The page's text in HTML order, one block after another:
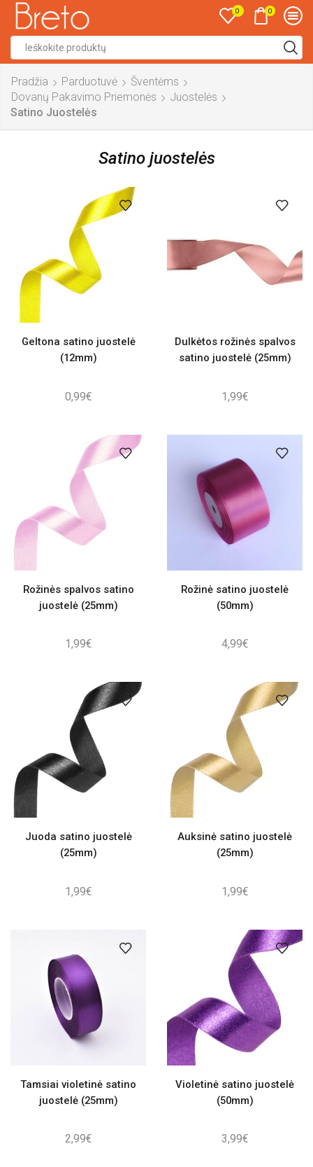
0 0
Pradžia Parduotuvė
Šventėms
Dovanų Pakavimo Priemonės
Juostelės
Satino Juostelės
Satino juostelės
Geltona satino juostelė
(12mm)
0,99€
Dulkėtos rožinės spalvos
satino juostelė (25mm)
1,99€
Rožinės spalvos satino
juostelė (25mm)
1,99€
Rožinė satino juostelė
(50mm)
4,99€
Juoda satino juostelė
(25mm)
1,99€
Auksinė satino juostelė
(25mm)
1,99€
Tamsiai violetinė satino
juostelė (25mm)
2,99€
Violetinė satino juostelė
(50mm)
3,99€